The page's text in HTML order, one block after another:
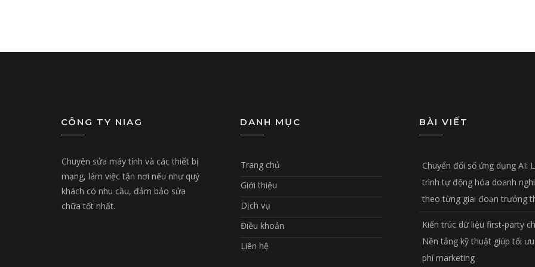
CÔNG TY NIAG
Chuyên sửa máy tính và các thiết bị
mạng, làm việc tận nơi nếu như quý
khách có nhu cầu, đảm bảo sửa
chữa tốt nhất.
DANH MỤC
Trang chủ
Giới thiệu
Dịch vụ
Điều khoản
Liên hệ
BÀI VIẾT
Chuyển đổi số ứng dụng AI:
trình tự động hóa doanh
theo từng giai đoạn trưởng
Kiến trúc dữ liệu first-party
Nền tảng kỹ thuật giúp tối
phí marketing